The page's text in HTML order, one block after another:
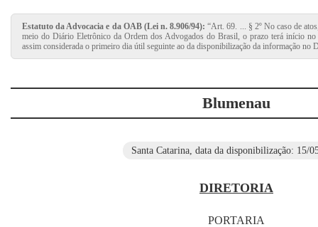
Estatuto da Advocacia e da OAB (Lei n. 8.906/94): “Art. 69. ... § 2º No caso de
meio do Diário Eletrônico da Ordem dos Advogados do Brasil, o prazo terá início
assim considerada o primeiro dia útil seguinte ao da disponibilização da informação no
Blumenau
Santa Catarina, data da disponibilização: 15/
DIRETORIA
PORTARIA